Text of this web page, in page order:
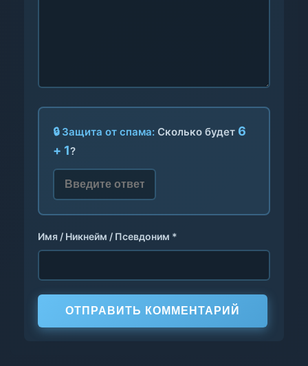
🔒 Защита от спама: Сколько будет 6
+ 1?
Имя / Никнейм / Псевдоним *
ОТПРАВИТЬ КОММЕНТАРИЙ